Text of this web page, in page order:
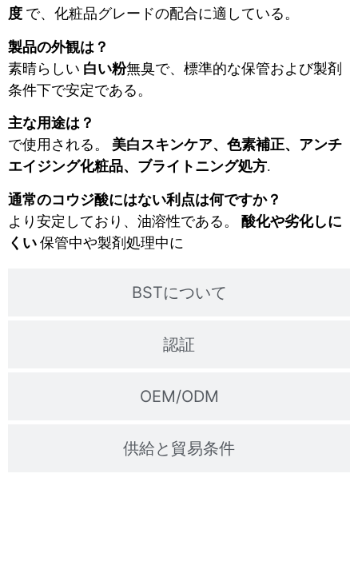
BSTについて
認証
OEM/ODM
供給と貿易条件
度 で、化粧品グレードの配合に適している。
製品の外観は？
素晴らしい 白い粉無臭で、標準的な保管および製剤
条件下で安定である。
主な用途は？
で使用される。 美白スキンケア、色素補正、アンチ
エイジング化粧品、ブライトニング処方.
通常のコウジ酸にはない利点は何ですか？
より安定しており、油溶性である。 酸化や劣化しに
くい保管中や製剤処理中に